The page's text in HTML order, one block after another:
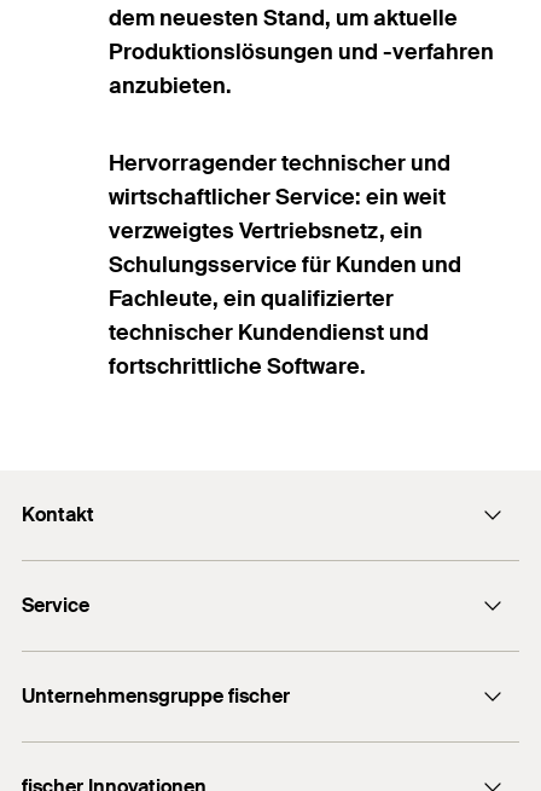
dem neuesten Stand, um aktuelle
Produktionslösungen und -verfahren
anzubieten.
Hervorragender technischer und
wirtschaftlicher Service: ein weit
verzweigtes Vertriebsnetz, ein
Schulungsservice für Kunden und
Fachleute, ein qualifizierter
technischer Kundendienst und
fortschrittliche Software.
Kontakt
Presse
Newsletter
Technische Hotline (Whatsapp)
Service
Informationsmaterial
Unternehmensgruppe fischer